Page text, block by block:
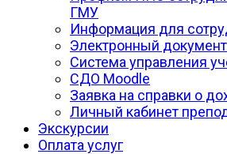
ГМУ
Информация для
Электронный
Система управления
СДО Moodle
Заявка на справки о
Личный кабинет
Экскурсии
Оплата услуг